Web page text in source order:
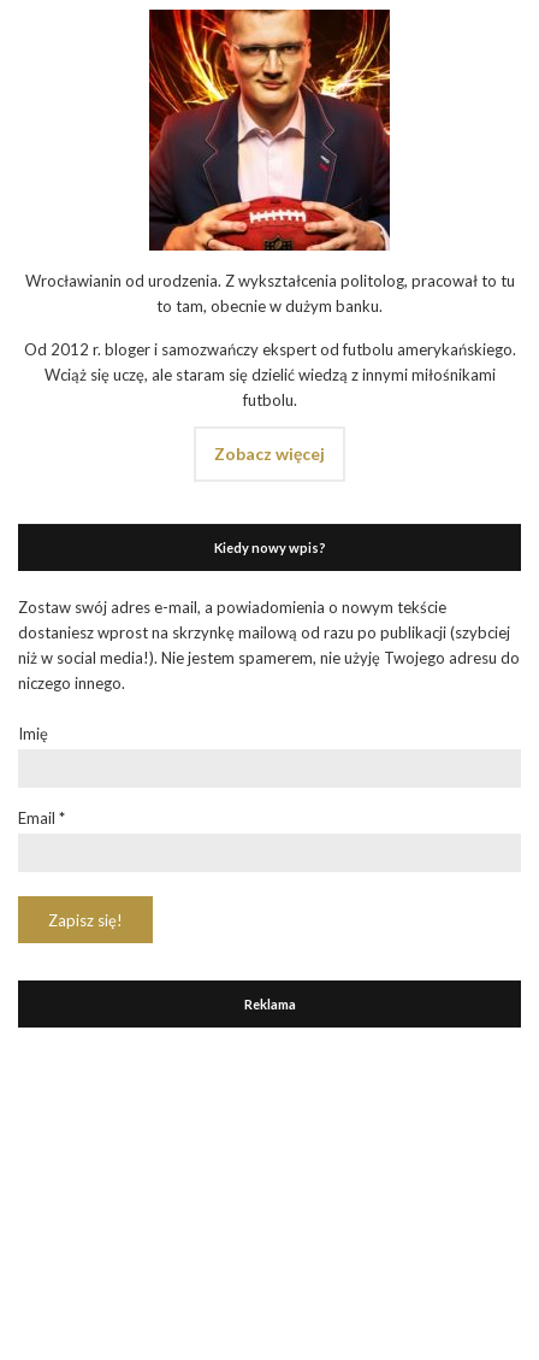
Wrocławianin od urodzenia. Z wykształcenia politolog, pracował to tu
to tam, obecnie w dużym banku.
Od 2012 r. bloger i samozwańczy ekspert od futbolu amerykańskiego.
Wciąż się uczę, ale staram się dzielić wiedzą z innymi miłośnikami
futbolu.
Zobacz więcej
Kiedy nowy wpis?
Zostaw swój adres e-mail, a powiadomienia o nowym tekście
dostaniesz wprost na skrzynkę mailową od razu po publikacji (szybciej
niż w social media!). Nie jestem spamerem, nie użyję Twojego adresu do
niczego innego.
Imię
Email *
Reklama